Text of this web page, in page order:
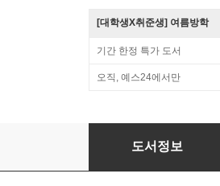
[대학생X취준생] 여름방학
기간 한정 특가 도서
오직, 예스24에서만
시작하세요! C# 6.0 프
도서정보